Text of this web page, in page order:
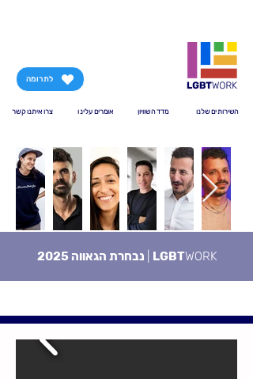
לתרומה
צרו איתנו קשר אומרים עלינו מדד השוויון השירותים שלנו
LGBTWORK